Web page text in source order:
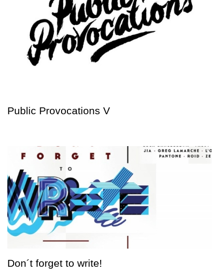
Public Provocations V
Don´t forget to write!